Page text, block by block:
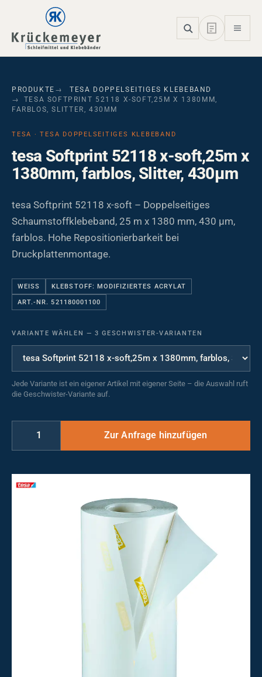
Skip to main navigation
Skip to main content
Skip to page footer
PRODUKTE
TESA DOPPELSEITIGES KLEBEBAND
TESA SOFTPRINT 52118 X-SOFT,25M X 1380MM,
FARBLOS, SLITTER, 430ΜM
TESA · TESA DOPPELSEITIGES KLEBEBAND
tesa Softprint 52118 x-soft,25m x
1380mm, farblos, Slitter, 430µm
tesa Softprint 52118 x-soft – Doppelseitiges
Schaumstoffklebeband, 25 m x 1380 mm, 430 µm,
farblos. Hohe Repositionierbarkeit bei
Druckplattenmontage.
WEISS KLEBSTOFF: MODIFIZIERTES ACRYLAT
ART.-NR. 521180001100
VARIANTE WÄHLEN — 3 GESCHWISTER-VARIANTEN
Jede Variante ist ein eigener Artikel mit eigener Seite – die Auswahl ruft
die Geschwister-Variante auf.